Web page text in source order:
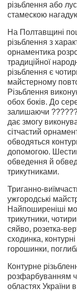
різьблення або
стамескою
На Полтавщині
різьблення з
орнаментика
традиційної
різьблення є
майстерному
Різьблення
обох боків. До
залишаючи ??????
дає змогу
сітчастий
обводяться
допомогою.
обведення й
трикутниками.
Триганно-
ужгородські
Найпоширеніші
трикутники,
сяйво, розетка-
сходинка,
горошинки,
Контурне
розфарбуванням
областях України